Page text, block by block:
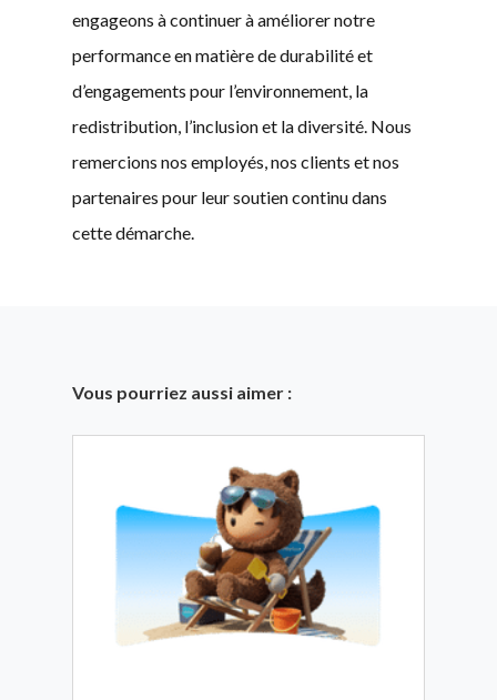
engageons à continuer à améliorer notre
performance en matière de durabilité et
d’engagements pour l’environnement, la
redistribution, l’inclusion et la diversité. Nous
remercions nos employés, nos clients et nos
partenaires pour leur soutien continu dans
cette démarche.
Vous pourriez aussi aimer :